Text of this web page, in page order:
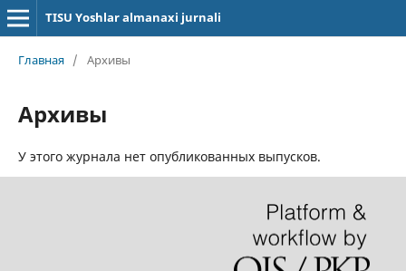
TISU Yoshlar almanaxi jurnali
Главная / Архивы
Архивы
У этого журнала нет опубликованных выпусков.